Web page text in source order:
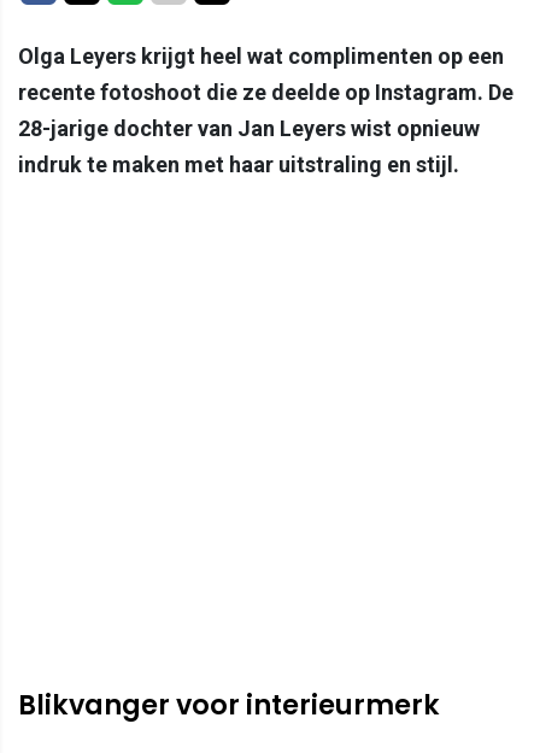
Olga Leyers krijgt heel wat complimenten op een
recente fotoshoot die ze deelde op Instagram. De
28-jarige dochter van Jan Leyers wist opnieuw
indruk te maken met haar uitstraling en stijl.
Blikvanger voor interieurmerk